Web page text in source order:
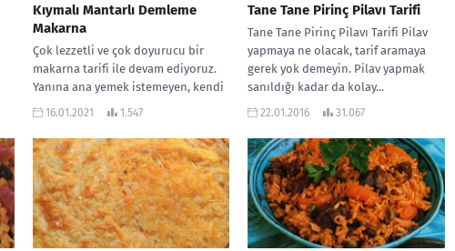
Kıymalı Mantarlı Demleme
Makarna
Çok lezzetli ve çok doyurucu bir
makarna tarifi ile devam ediyoruz.
Yanına ana yemek istemeyen, kendi
başına tam bir ana...
16.01.2021 1.547
Tane Tane Pirinç Pilavı Tarifi
Tane Tane Pirinç Pilavı Tarifi Pilav
yapmaya ne olacak, tarif aramaya
gerek yok demeyin. Pilav yapmak
sanıldığı kadar da kolay...
22.01.2016 31.067